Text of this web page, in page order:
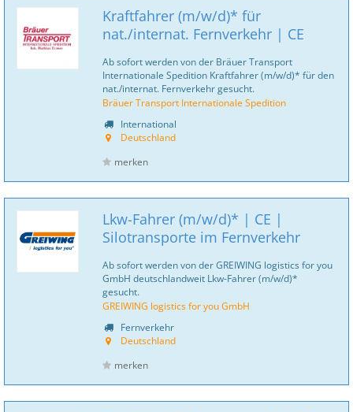
Kraftfahrer (m/w/d)* für
nat./internat. Fernverkehr | CE
Ab sofort werden von der Bräuer Transport
Internationale Spedition Kraftfahrer (m/w/d)* für den
nat./internat. Fernverkehr gesucht.
Bräuer Transport Internationale Spedition
International
Deutschland
merken
Lkw-Fahrer (m/w/d)* | CE |
Silotransporte im Fernverkehr
Ab sofort werden von der GREIWING logistics for you
GmbH deutschlandweit Lkw-Fahrer (m/w/d)*
gesucht.
GREIWING logistics for you GmbH
Fernverkehr
Deutschland
merken